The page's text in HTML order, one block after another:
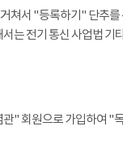
서 "등록하기" 단추를
는 전기 통신 사업법 기
" 회원으로 가입하여 "